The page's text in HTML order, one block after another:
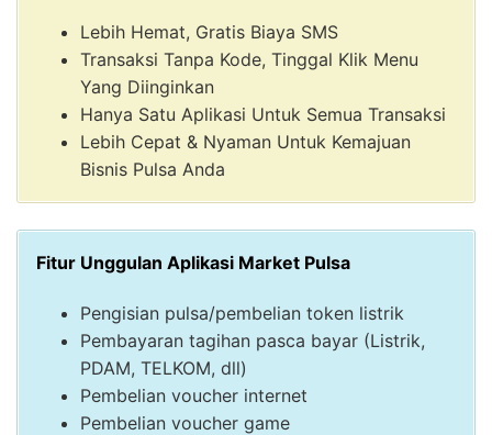
Lebih Hemat, Gratis Biaya SMS
Transaksi Tanpa Kode, Tinggal Klik Menu
Yang Diinginkan
Hanya Satu Aplikasi Untuk Semua Transaksi
Lebih Cepat & Nyaman Untuk Kemajuan
Bisnis Pulsa Anda
Fitur Unggulan Aplikasi Market Pulsa
Pengisian pulsa/pembelian token listrik
Pembayaran tagihan pasca bayar (Listrik,
PDAM, TELKOM, dll)
Pembelian voucher internet
Pembelian voucher game